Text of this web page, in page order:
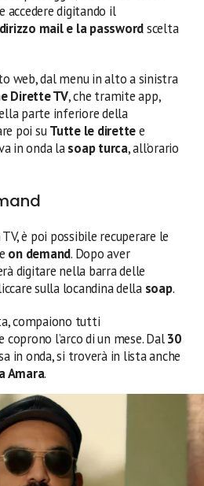
accedere digitando il
mail e la passwordscelta
web, dal menu in alto a sinistra
Dirette TV, che tramite app,
parte inferiore della
poi suTutte le direttee
in onda lasoap turca, all’orario
è poi possibile recuperare le
on demand. Dopo aver
digitare nella barra delle
sulla locandina della soap.
compaiono tutti
l’arco di un mese. Dal30
in onda, si troverà in lista anche
Amara.